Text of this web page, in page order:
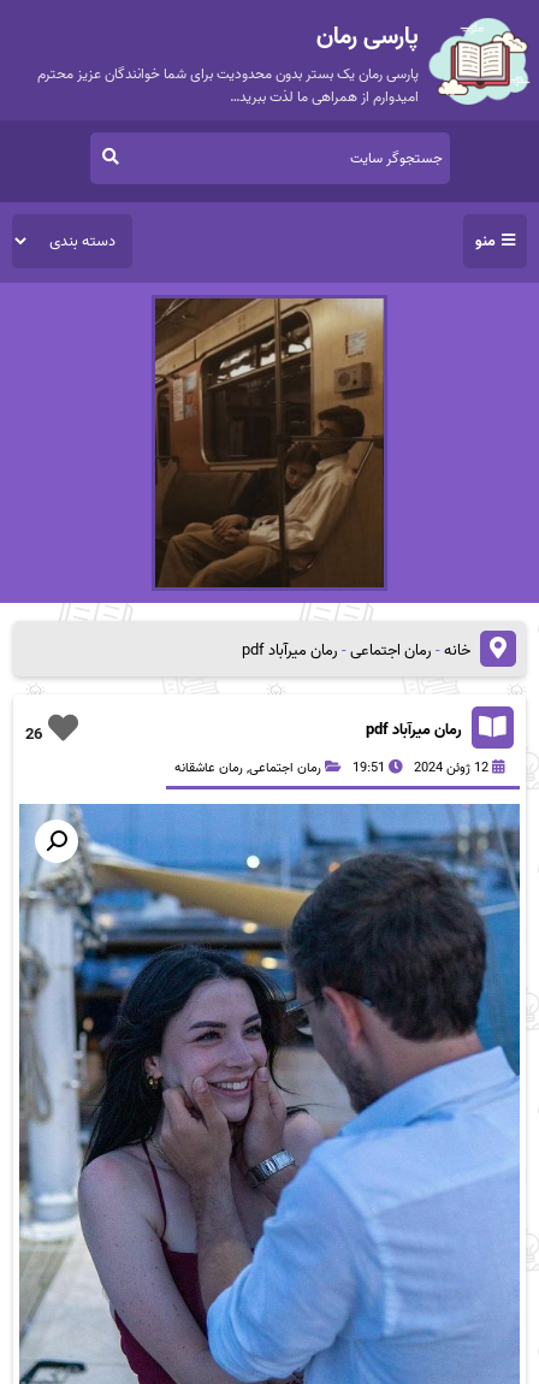
پارسی رمان
پارسی رمان یک بستر بدون محدودیت برای شما خوانندگان عزیز محترم
امیدوارم از همراهی ما لذت ببرید…
منو
خانه-رمان اجتماعی-رمان میرآباد pdf
26 رمان میرآباد pdf
12 ژوئن 2024 19:51 رمان اجتماعی,رمان عاشقانه